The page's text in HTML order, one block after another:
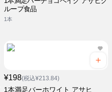
ループ食品
1本
¥198(税込¥213.84)
1本満足バーホワイト アサヒ